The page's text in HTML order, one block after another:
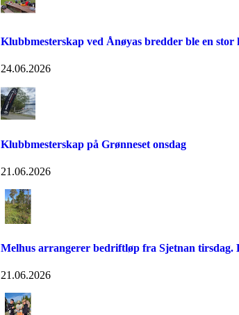
Klubbmesterskap ved Ånøyas bredder ble en stor
24.06.2026
Klubbmesterskap på Grønneset onsdag
21.06.2026
Melhus arrangerer bedriftløp fra Sjetnan tirsdag.
21.06.2026